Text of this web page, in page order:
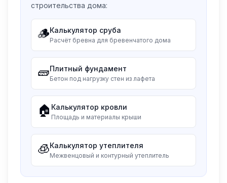
строительства дома:
🪵Калькулятор сруба
Расчёт бревна для бревенчатого дома
🧱Плитный фундамент
Бетон под нагрузку стен из лафета
🏠 Калькулятор кровли
Площадь и материалы крыши
🧊Калькулятор утеплителя
Межвенцовый и контурный утеплитель